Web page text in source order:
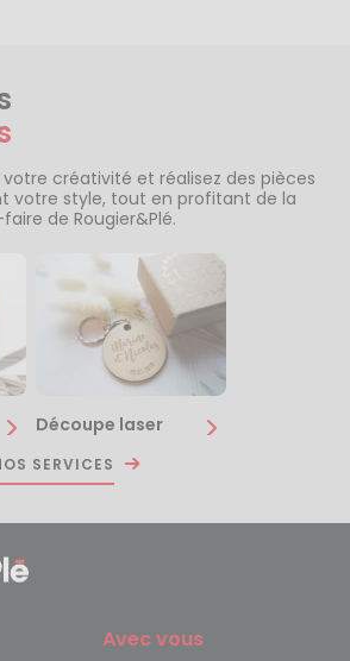
votre créativité et réalisez des pièces
votre style, tout en profitant de la
de Rougier&Plé.
Découpe laser
SERVICES
Avec vous